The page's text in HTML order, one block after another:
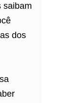
saibam
dos